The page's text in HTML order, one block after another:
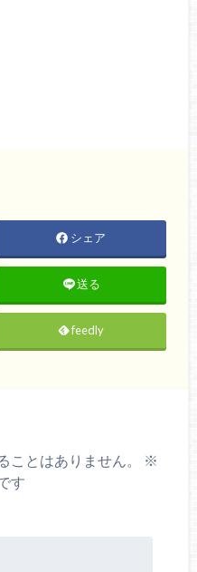
シェア
送る
feedly
ことはありません。
※
す